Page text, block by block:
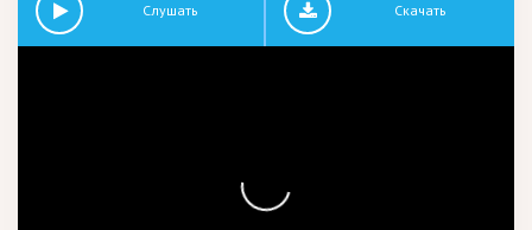
Слушать Скачать